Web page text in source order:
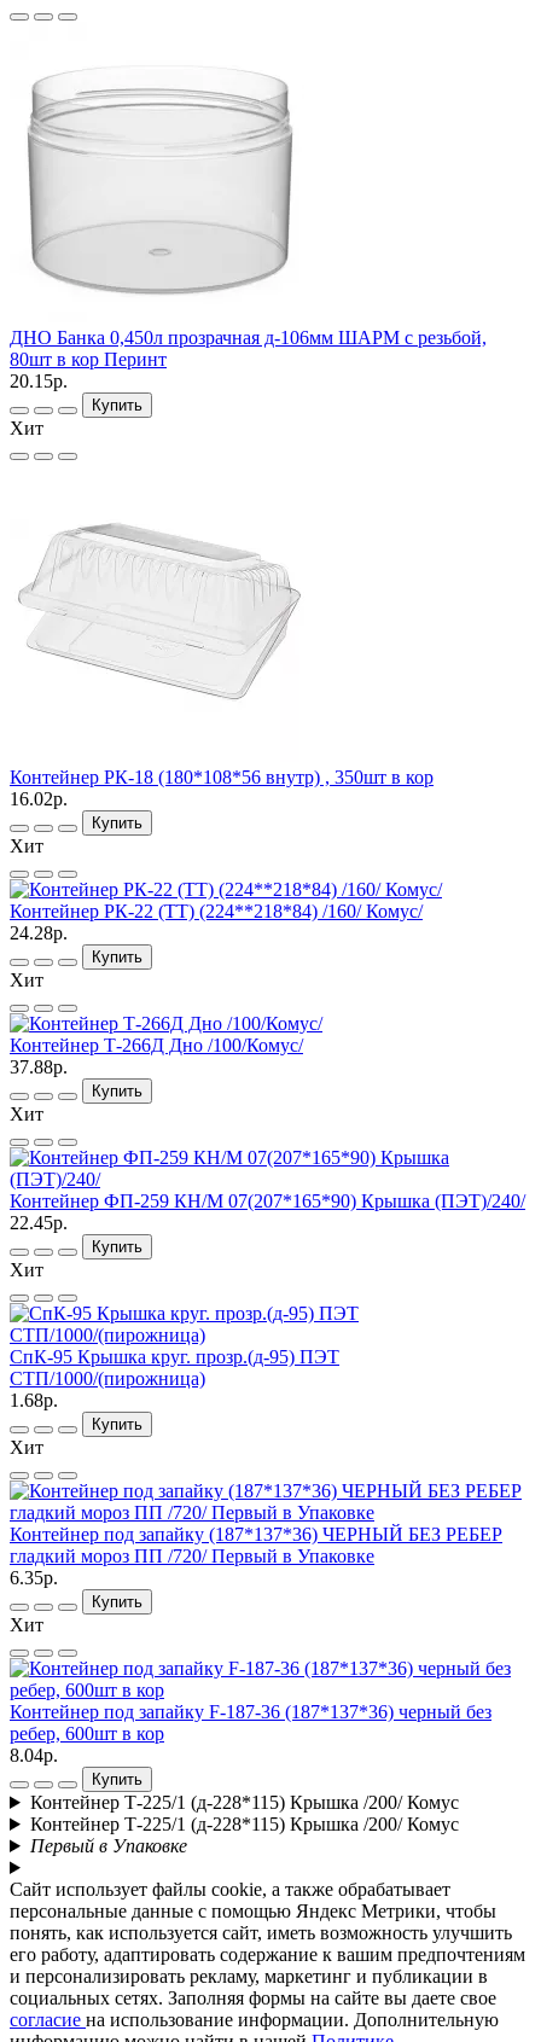
ДНО Банка 0,450л прозрачная д-106мм ШАРМ с резьбой,
80шт в кор Перинт
20.15р.
Купить
Хит
Контейнер РК-18 (180*108*56 внутр) , 350шт в кор
16.02р.
Купить
Хит
Контейнер РК-22 (TТ) (224**218*84) /160/ Комус/
24.28р.
Купить
Хит
Контейнер Т-266Д Дно /100/Комус/
37.88р.
Купить
Хит
Контейнер ФП-259 КН/М 07(207*165*90) Крышка (ПЭТ)/240/
22.45р.
Купить
Хит
СпК-95 Крышка круг. прозр.(д-95) ПЭТ
СТП/1000/(пирожница)
1.68р.
Купить
Хит
Контейнер под запайку (187*137*36) ЧЕРНЫЙ БЕЗ РЕБЕР
гладкий мороз ПП /720/ Первый в Упаковке
6.35р.
Купить
Хит
Контейнер под запайку F-187-36 (187*137*36) черный без
ребер, 600шт в кор
8.04р.
Купить
Контейнер Т-225/1 (д-228*115) Крышка /200/ Комус
Контейнер Т-225/1 (д-228*115) Крышка /200/ Комус
Первый в Упаковке
Сайт использует файлы cookie, а также обрабатывает
персональные данные с помощью Яндекс Метрики, чтобы
понять, как используется сайт, иметь возможность улучшить
его работу, адаптировать содержание к вашим предпочтениям
и персонализировать рекламу, маркетинг и публикации в
социальных сетях. Заполняя формы на сайте вы даете свое
согласие на использование информации. Дополнительную